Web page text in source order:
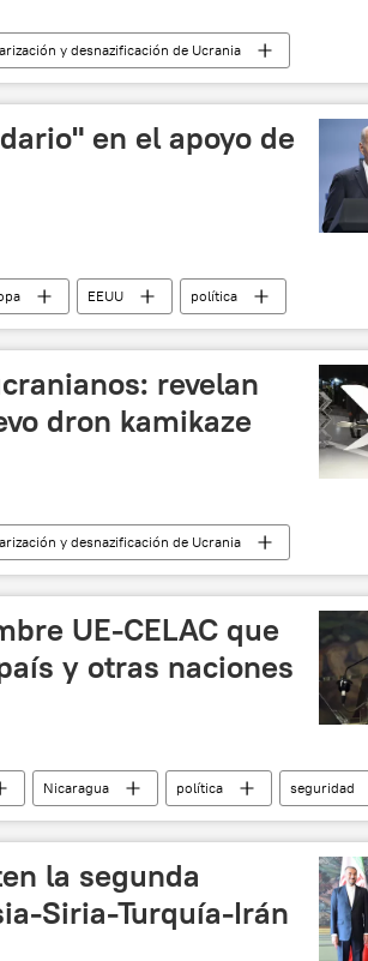
y desnazificación de Ucrania
seguridad Rusia
Ucrania
en el apoyo de
EEUU
política
de Ucrania
OTAN
China
revelan
dron kamikaze
y desnazificación de Ucrania
de ataque Ucrania
🌍 Europa
UE-CELAC que
y otras naciones
Nicaragua política
seguridad
Occidente
Gobierno de Nicaragua
la segunda
Siria-Turquía-Irán